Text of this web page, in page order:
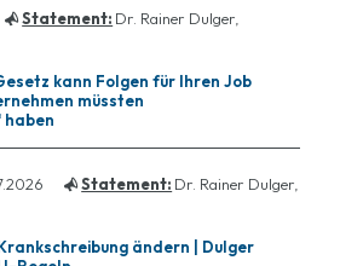
Statement: Dr. Rainer Dulger,
kann Folgen für Ihren Job
müssten
haben
Statement: Dr. Rainer Dulger,
ändern | Dulger